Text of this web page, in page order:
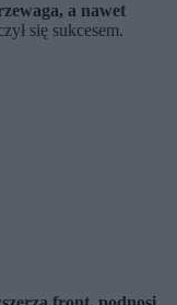
a nawet
się sukcesem.